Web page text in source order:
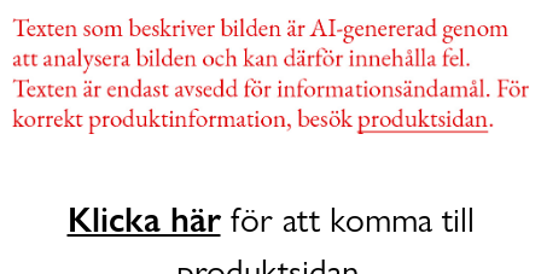
Klicka härför att komma till